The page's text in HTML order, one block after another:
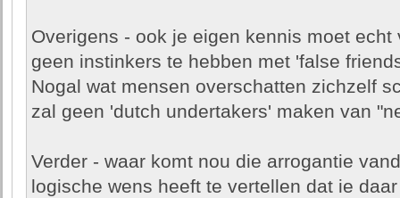
Overigens - ook je eigen kennis moet
geen instinkers te hebben met 'false
Nogal wat mensen overschatten zichzelf
zal geen 'dutch undertakers' maken van
Verder - waar komt nou die arrogantie
logische wens heeft te vertellen dat ie